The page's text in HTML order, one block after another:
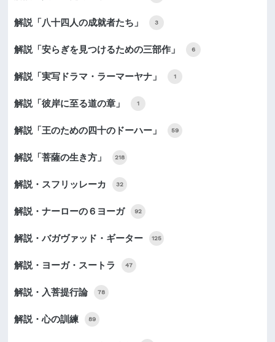
解説「八十四人の成就者たち」 3
解説「安らぎを見つけるための三部作」 6
解説「実写ドラマ・ラーマーヤナ」 1
解説「彼岸に至る道の章」 1
解説「王のための四十のドーハー」 59
解説「菩薩の生き方」 218
解説・スフリッレーカ 32
解説・ナーローの６ヨーガ 92
解説・バガヴァッド・ギーター 125
解説・ヨーガ・スートラ 47
解説・入菩提行論 78
解説・心の訓練 89